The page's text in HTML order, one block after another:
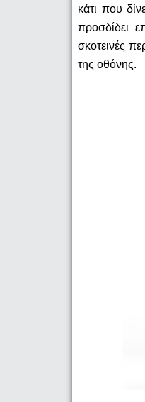
κάτι που
προσδίδει
σκοτεινές
της οθόνης.